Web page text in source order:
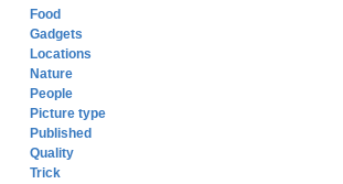
Food
Gadgets
Locations
Nature
People
Picture type
Published
Quality
Trick